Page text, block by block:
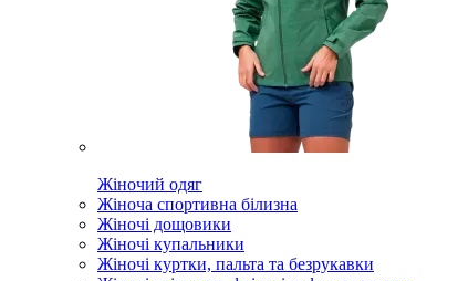
Жіночий одяг
Жіноча спортивна білизна
Жіночі дощовики
Жіночі купальники
Жіночі куртки, пальта та безрукавки